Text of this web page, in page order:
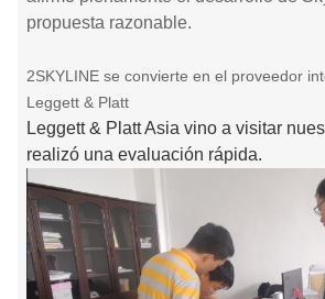
propuesta razonable.
2SKYLINE se convierte en el proveedor
Leggett & Platt
Leggett & Platt Asia vino a visitar
realizó una evaluación rápida.